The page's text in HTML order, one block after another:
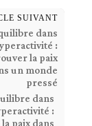
SUIVANT
dans
:
paix dans